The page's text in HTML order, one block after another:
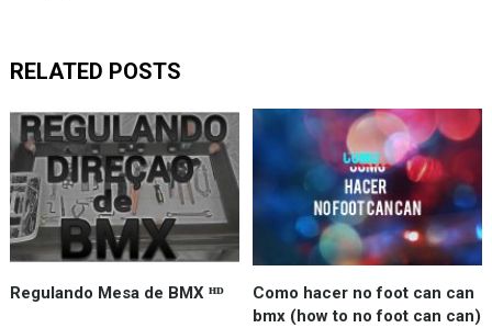
RELATED POSTS
Regulando Mesa de BMX ᴴᴰ
Como hacer no foot can can
bmx (how to no foot can can)